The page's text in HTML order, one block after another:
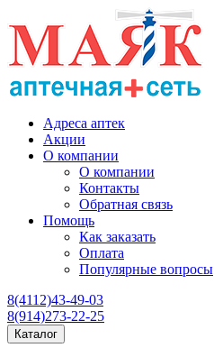
Адреса аптек
Акции
О компании
О компании
Контакты
Обратная связь
Помощь
Как заказать
Оплата
Популярные вопросы
8(4112)43-49-03
8(914)273-22-25
Каталог